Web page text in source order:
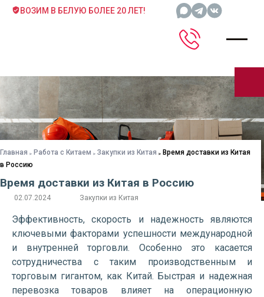
ВОЗИМ В БЕЛУЮ БОЛЕЕ 20 ЛЕТ!
Главная Работа с Китаем Закупки из Китая
Время доставки из Китая
в Россию
Время доставки из Китая в Россию
02.07.2024 Закупки из Китая
Эффективность, скорость и надежность являются
ключевыми факторами успешности международной
и внутренней торговли. Особенно это касается
сотрудничества с таким производственным и
торговым гигантом, как Китай. Быстрая и надежная
перевозка товаров влияет на операционную